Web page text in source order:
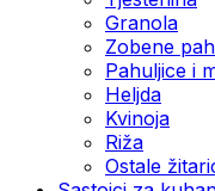
Granola
Zobene
Pahuljice i
Heljda
Kvinoja
Riža
Ostale